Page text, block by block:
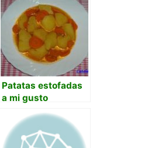
Patatas estofadas
a mi gusto